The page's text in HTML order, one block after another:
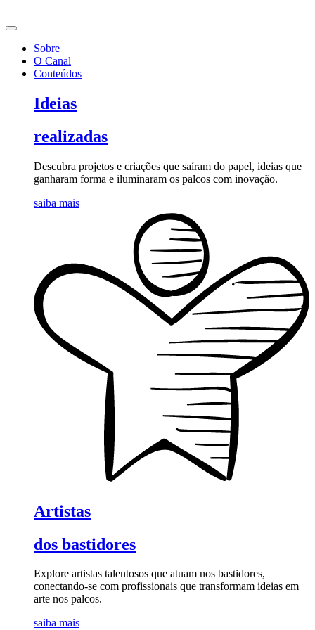
para
conteúdoSobre
O Canal
Conteúdos
Ideias
realizadas
Descubra projetos e criações que saíram do papel, ideias que
ganharam forma e iluminaram os palcos com inovação.
saiba mais
Artistas
dos bastidores
Explore artistas talentosos que atuam nos bastidores,
conectando-se com profissionais que transformam ideias em
arte nos palcos.
saiba mais